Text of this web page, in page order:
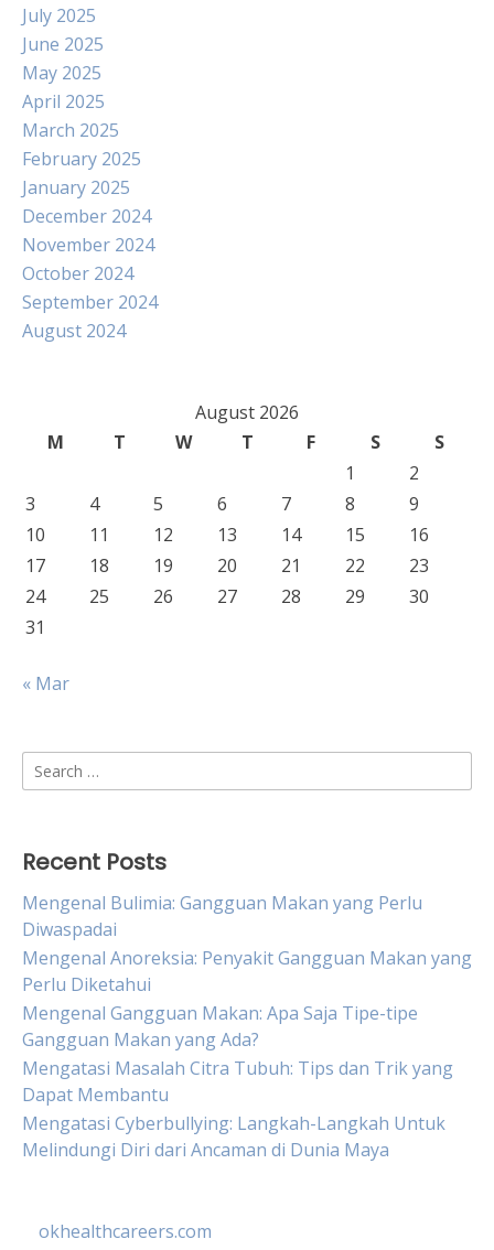
July 2025
June 2025
May 2025
April 2025
March 2025
February 2025
January 2025
December 2024
November 2024
October 2024
September 2024
August 2024
August 2026
M
T W T F S
S
1
2
3
4 5 6 7 8
9
10
11 12 13 14 15
16
17
18 19 20 21 22
23
24
25 26 27 28 29
30
31
« Mar
Search
for:
Recent Posts
Mengenal Bulimia: Gangguan Makan yang Perlu
Diwaspadai
Mengenal Anoreksia: Penyakit Gangguan Makan yang
Perlu Diketahui
Mengenal Gangguan Makan: Apa Saja Tipe-tipe
Gangguan Makan yang Ada?
Mengatasi Masalah Citra Tubuh: Tips dan Trik yang
Dapat Membantu
Mengatasi Cyberbullying: Langkah-Langkah Untuk
Melindungi Diri dari Ancaman di Dunia Maya
okhealthcareers.com